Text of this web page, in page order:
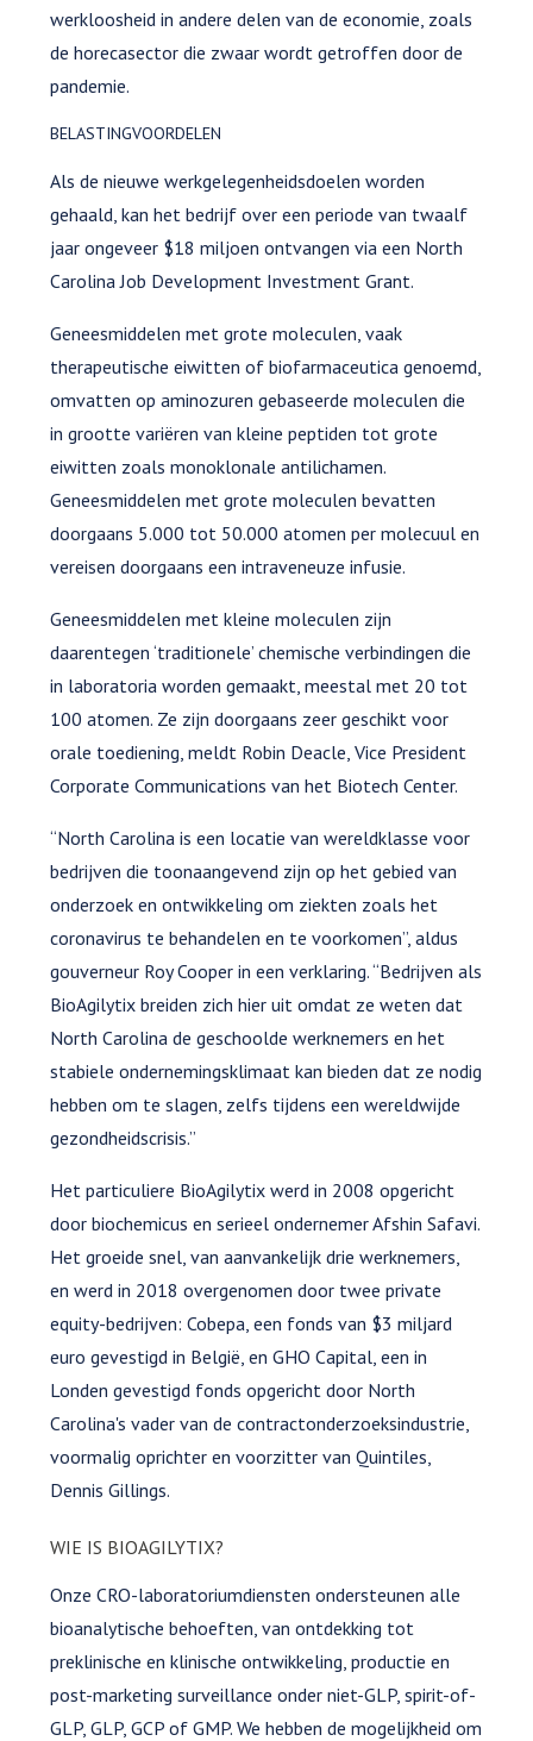
werkloosheid in andere delen van de economie, zoals
de horecasector die zwaar wordt getroffen door de
pandemie.
BELASTINGVOORDELEN
Als de nieuwe werkgelegenheidsdoelen worden
gehaald, kan het bedrijf over een periode van twaalf
jaar ongeveer $18 miljoen ontvangen via een North
Carolina Job Development Investment Grant.
Geneesmiddelen met grote moleculen, vaak
therapeutische eiwitten of biofarmaceutica genoemd,
omvatten op aminozuren gebaseerde moleculen die
in grootte variëren van kleine peptiden tot grote
eiwitten zoals monoklonale antilichamen.
Geneesmiddelen met grote moleculen bevatten
doorgaans 5.000 tot 50.000 atomen per molecuul en
vereisen doorgaans een intraveneuze infusie.
Geneesmiddelen met kleine moleculen zijn
daarentegen ‘traditionele’ chemische verbindingen die
in laboratoria worden gemaakt, meestal met 20 tot
100 atomen. Ze zijn doorgaans zeer geschikt voor
orale toediening, meldt Robin Deacle, Vice President
Corporate Communications van het Biotech Center.
“North Carolina is een locatie van wereldklasse voor
bedrijven die toonaangevend zijn op het gebied van
onderzoek en ontwikkeling om ziekten zoals het
coronavirus te behandelen en te voorkomen”, aldus
gouverneur Roy Cooper in een verklaring. “Bedrijven als
BioAgilytix breiden zich hier uit omdat ze weten dat
North Carolina de geschoolde werknemers en het
stabiele ondernemingsklimaat kan bieden dat ze nodig
hebben om te slagen, zelfs tijdens een wereldwijde
gezondheidscrisis.”
Het particuliere BioAgilytix werd in 2008 opgericht
door biochemicus en serieel ondernemer Afshin Safavi.
Het groeide snel, van aanvankelijk drie werknemers,
en werd in 2018 overgenomen door twee private
equity-bedrijven: Cobepa, een fonds van $3 miljard
euro gevestigd in België, en GHO Capital, een in
Londen gevestigd fonds opgericht door North
Carolina's vader van de contractonderzoeksindustrie,
voormalig oprichter en voorzitter van Quintiles,
Dennis Gillings.
WIE IS BIOAGILYTIX?
Onze CRO-laboratoriumdiensten ondersteunen alle
bioanalytische behoeften, van ontdekking tot
preklinische en klinische ontwikkeling, productie en
post-marketing surveillance onder niet-GLP, spirit-of-
GLP, GLP, GCP of GMP. We hebben de mogelijkheid om